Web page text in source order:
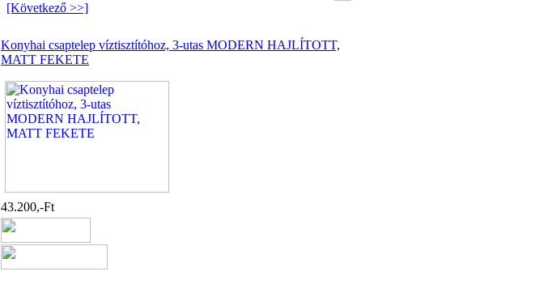
[Következő >>]
Konyhai csaptelep víztisztítóhoz, 3-utas MODERN HAJLÍTOTT,
MATT FEKETE
43.200,-Ft